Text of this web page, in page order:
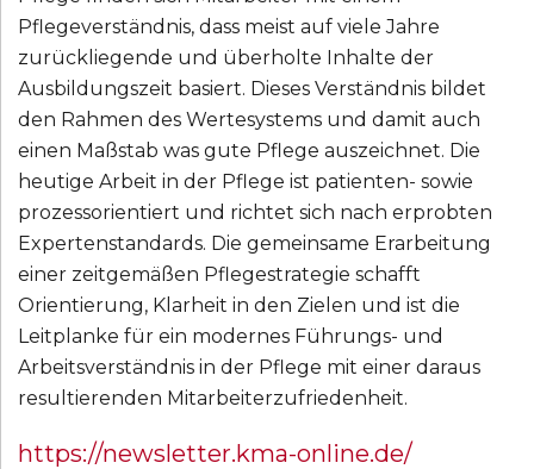
Pflegeverständnis, dass meist auf viele Jahre
zurückliegende und überholte Inhalte der
Ausbildungszeit basiert. Dieses Verständnis bildet
den Rahmen des Wertesystems und damit auch
einen Maßstab was gute Pflege auszeichnet. Die
heutige Arbeit in der Pflege ist patienten- sowie
prozessorientiert und richtet sich nach erprobten
Expertenstandards. Die gemeinsame Erarbeitung
einer zeitgemäßen Pflegestrategie schafft
Orientierung, Klarheit in den Zielen und ist die
Leitplanke für ein modernes Führungs- und
Arbeitsverständnis in der Pflege mit einer daraus
resultierenden Mitarbeiterzufriedenheit.
https://newsletter.kma-online.de/